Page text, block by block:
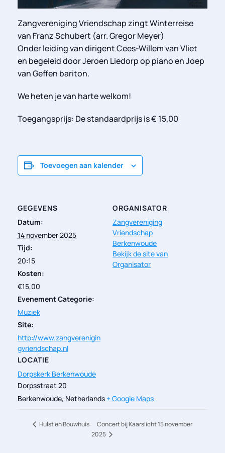
Zangvereniging Vriendschap zingt Winterreise
van Franz Schubert (arr. Gregor Meyer)
Onder leiding van dirigent Cees-Willem van Vliet
en begeleid door Jeroen Liedorp op piano en Joep
van Geffen bariton.
We heten je van harte welkom!
Toegangsprijs: De standaardprijs is € 15,00
Toevoegen aan kalender
GEGEVENS
Datum:
14 november 2025
Tijd:
20:15
Kosten:
€15,00
Evenement Categorie:
Muziek
Site:
http://www.zangverenigin
gvriendschap.nl
LOCATIE
Dorpskerk Berkenwoude
Dorpsstraat 20
Berkenwoude, Netherlands + Google Maps
ORGANISATOR
Zangvereniging
Vriendschap
Berkenwoude
Bekijk de site van
Organisator
Hulst en Bouwhuis
Concert bij Kaarslicht 15 november
2025